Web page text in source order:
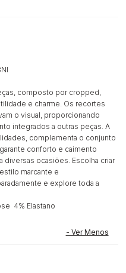
composto por cropped,
e charme. Os recortes
o visual, proporcionando
integrados a outras peças. A
complementa o conjunto
conforto e caimento
diversas ocasiões. Escolha criar
marcante e
e explore toda a
4% Elastano